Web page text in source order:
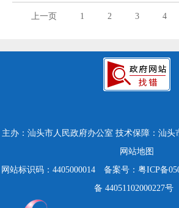
上一页 1 2 3 4
主办：汕头市人民政府办公室 技术保障：汕头
网站地图
网站标识码：4405000014
备案号：粤ICP备
备 44051102000227号